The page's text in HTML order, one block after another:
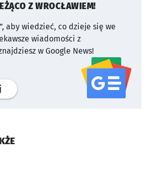
Z WROCŁAWIEM!
aby wiedzieć, co dzieje się we
wiadomości z
w Google News!
profil serwisu